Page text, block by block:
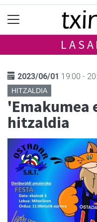
2023/06/01 19:00 -
HITZALDIA
'Emakumea
hitzaldia